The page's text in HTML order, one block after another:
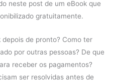
neste post de um eBook que
gratuitamente.
depois de pronto? Como ter
por outras pessoas? De que
receber os pagamentos?
ser resolvidas antes de